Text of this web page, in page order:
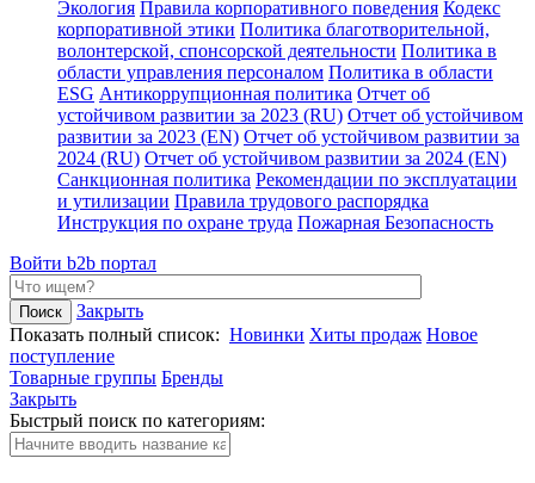
Экология Правила корпоративного поведения Кодекс
корпоративной этики Политика благотворительной,
волонтерской, спонсорской деятельности Политика в
области управления персоналом Политика в области
ESG Антикоррупционная политика Отчет об
устойчивом развитии за 2023 (RU) Отчет об устойчивом
развитии за 2023 (EN) Отчет об устойчивом развитии за
2024 (RU) Отчет об устойчивом развитии за 2024 (EN)
Санкционная политика Рекомендации по эксплуатации
и утилизации Правила трудового распорядка
Инструкция по охране труда Пожарная Безопасность
Войти b2b портал
Закрыть
Показать полный список: Новинки Хиты продаж Новое
поступление
Товарные группы Бренды
Закрыть
Быстрый поиск по категориям: